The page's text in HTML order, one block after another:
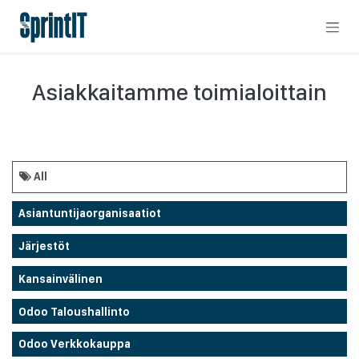
Asiakkaitamme toimialoittain
All
Asiantuntijaorganisaatiot
Järjestöt
Kansainvälinen
Odoo Taloushallinto
Odoo Verkkokauppa